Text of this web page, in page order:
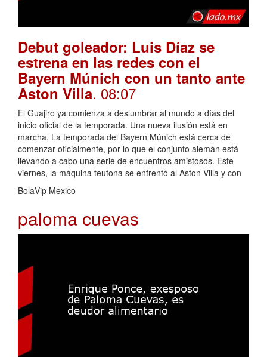
Debut goleador: Luis Díaz se
estrena en las redes con el
Bayern Múnich con un tanto ante
Aston Villa. 08:07
El Guajiro ya comienza a deslumbrar al mundo a días del
inicio oficial de la temporada. Una nueva ilusión está en
marcha. La temporada del Bayern Múnich está cerca de
comenzar oficialmente, por lo que el conjunto alemán está
llevando a cabo una serie de encuentros amistosos. Este
viernes, la máquina teutona se enfrentó al Aston Villa y con
BolaVip Mexico
paloma cuevas